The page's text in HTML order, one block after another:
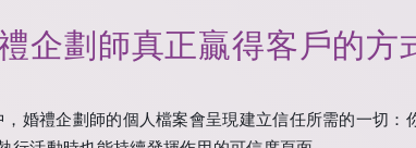
企劃師真正贏得客戶的方
婚禮企劃師的個人檔案會呈現建立信任所需的一切